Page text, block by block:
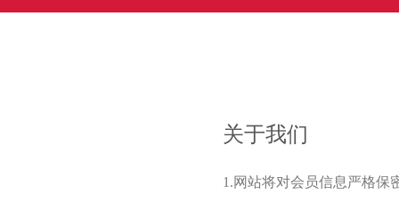
关于我们
1.网站将对会员信息严格保